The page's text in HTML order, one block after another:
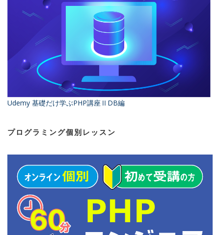
Udemy 基礎だけ学ぶPHP講座ⅡDB編
プログラミング個別レッスン